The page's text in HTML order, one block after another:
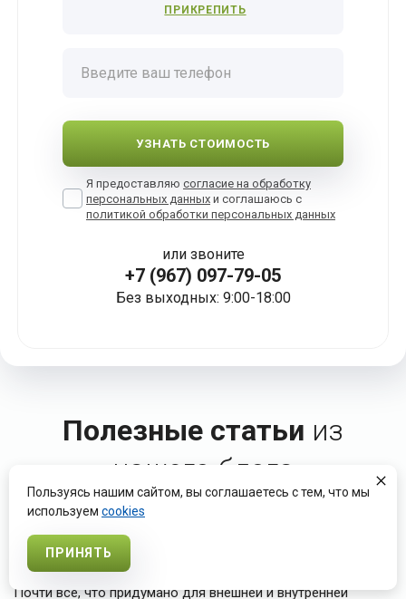
ПРИКРЕПИТЬ
Я предоставляю согласие на обработку
персональных данных и соглашаюсь с
политикой обработки персональных данных
или звоните
+7 (967) 097-79-05
Без выходных: 9:00-18:00
Полезные статьи из
нашего блога
16.03.2023
Чистовая отделка
Почти всё, что придумано для внешней и внутренней
Пользуясь нашим сайтом, вы соглашаетесь с тем, что мы
используем cookies
ПРИНЯТЬ